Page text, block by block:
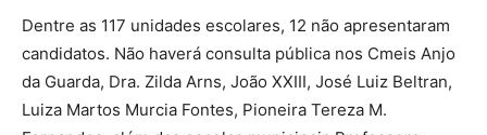
Dentre as 117 unidades escolares, 12 não apresentaram
candidatos. Não haverá consulta pública nos Cmeis Anjo
da Guarda, Dra. Zilda Arns, João XXIII, José Luiz Beltran,
Luiza Martos Murcia Fontes, Pioneira Tereza M.